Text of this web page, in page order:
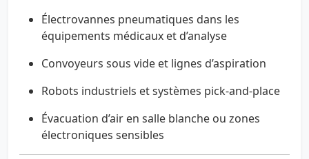
Électrovannes pneumatiques dans les
équipements médicaux et d’analyse
Convoyeurs sous vide et lignes d’aspiration
Robots industriels et systèmes pick-and-place
Évacuation d’air en salle blanche ou zones
électroniques sensibles